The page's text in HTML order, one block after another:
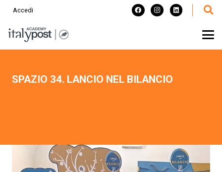
Accedi
SPAZIO 34. LANCIO NEL BILANCIO